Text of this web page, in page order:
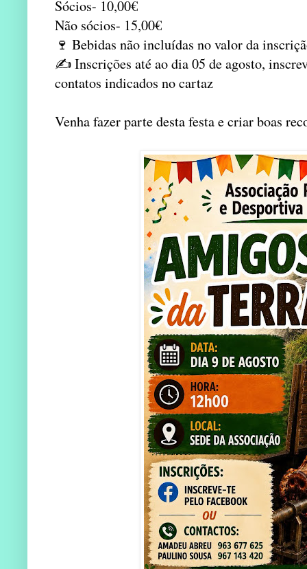
Sócios- 10,00€
Não sócios- 15,00€
🍷 Bebidas não incluídas no valor da
✍️ Inscrições até ao dia 05 de agosto,
contatos indicados no cartaz
Venha fazer parte desta festa e criar boas